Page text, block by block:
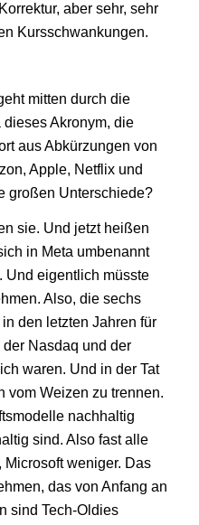
aber sehr, sehr
Kursschwankungen.
mitten durch die
Akronym, die
aus Abkürzungen von
Apple, Netflix und
großen Unterschiede?
sie. Und jetzt heißen
in Meta umbenannt
Und eigentlich müsste
Also, die sechs
den letzten Jahren für
Nasdaq und der
waren. Und in der Tat
vom Weizen zu trennen.
nachhaltig
sind. Also fast alle
weniger. Das
das von Anfang an
sind Tech-Oldies